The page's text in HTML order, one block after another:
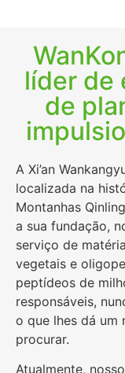
líder de
de
A Xi’an
localizada na
Montanhas
a sua fundação,
serviço de
vegetais e
peptídeos de
responsáveis,
o que lhes dá um
procurar.
Atualmente,